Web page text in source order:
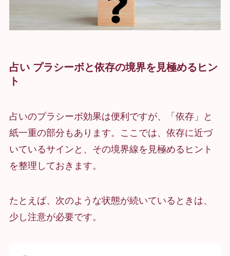
占い プラシーボと依存の境界を見極めるヒン
ト
占いのプラシーボ効果は便利ですが、「依存」と
紙一重の部分もあります。ここでは、依存に近づ
いているサインと、その境界線を見極めるヒント
を整理しておきます。
たとえば、次のような状態が続いているときは、
少し注意が必要です。